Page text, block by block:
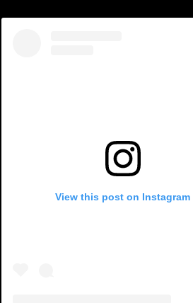
View this post on Instagram